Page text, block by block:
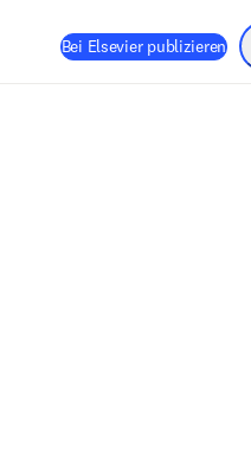
Bei Elsevier publizieren